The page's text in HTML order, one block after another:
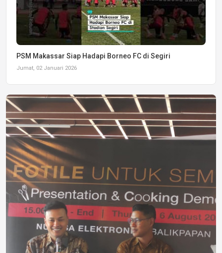
PSM Makassar Siap Hadapi Borneo FC di Segiri
Jumat, 02 Januari 2026